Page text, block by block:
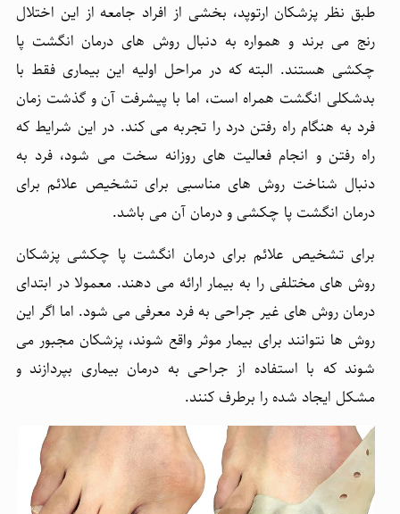
طبق نظر پزشکان ارتوپد، بخشی از افراد جامعه از این اختلال
رنج می برند و همواره به دنبال روش های درمان انگشت پا
چکشی هستند. البته که در مراحل اولیه این بیماری فقط با
بدشکلی انگشت همراه است، اما با پیشرفت آن و گذشت زمان
فرد به هنگام راه رفتن درد را تجربه می کند. در این شرایط که
راه رفتن و انجام فعالیت های روزانه سخت می شود، فرد به
دنبال شناخت روش های مناسبی برای تشخیص علائم برای
درمان انگشت پا چکشی و درمان آن می باشد.
برای تشخیص علائم برای درمان انگشت پا چکشی پزشکان
روش های مختلفی را به بیمار ارائه می دهند. معمولا در ابتدای
درمان روش های غیر جراحی به فرد معرفی می شود. اما اگر این
روش ها نتوانند برای بیمار موثر واقع شوند، پزشکان مجبور می
شوند که با استفاده از جراحی به درمان بیماری بپردازند و
مشکل ایجاد شده را برطرف کنند.